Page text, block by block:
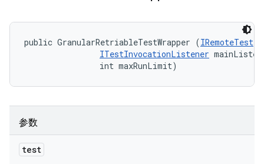
public GranularRetriableTestWrapper (IRemoteTest
ITestInvocationListener
                int maxRunLimit)
参数
test